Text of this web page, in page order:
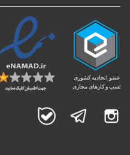
اینستاگرام تلگرام